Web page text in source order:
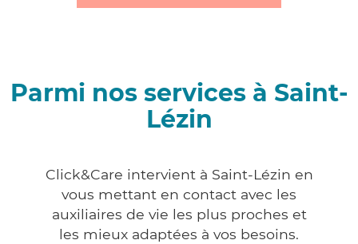
Parmi nos services à Saint-
Lézin
Click&Care intervient à Saint-Lézin en
vous mettant en contact avec les
auxiliaires de vie les plus proches et
les mieux adaptées à vos besoins.